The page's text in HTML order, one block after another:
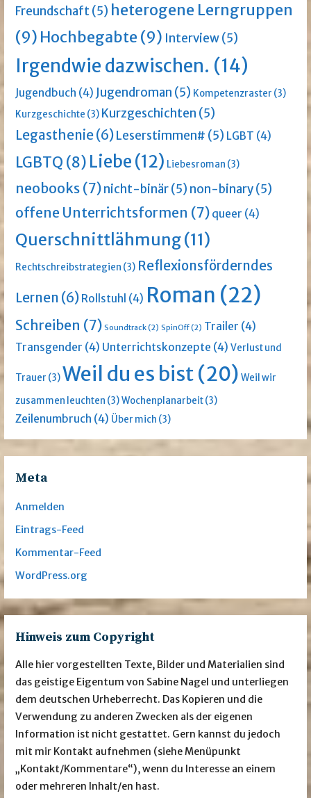
Freundschaft(5) heterogene Lerngruppen
(9) Hochbegabte (9) Interview(5)
Irgendwie dazwischen. (14)
Jugendbuch (4) Jugendroman (5) Kompetenzraster (3)
Kurzgeschichte (3) Kurzgeschichten (5)
Legasthenie(6)Leserstimmen# (5) LGBT (4)
LGBTQ (8) Liebe(12) Liebesroman (3)
neobooks (7)nicht-binär(5) non-binary(5)
offene Unterrichtsformen (7) queer (4)
Querschnittlähmung(11)
Rechtschreibstrategien (3) Reflexionsförderndes
Lernen (6) Rollstuhl (4) Roman (22)
Schreiben (7) Soundtrack(2) SpinOff(2) Trailer (4)
Transgender (4) Unterrichtskonzepte (4) Verlust und
Trauer (3)Weil du es bist(20) Weil wir
zusammen leuchten (3)Wochenplanarbeit(3)
Zeilenumbruch (4) Über mich (3)
Meta
Anmelden
Eintrags-Feed
Kommentar-Feed
WordPress.org
Hinweis zum Copyright
Alle hier vorgestellten Texte, Bilder und Materialien sind
das geistige Eigentum von Sabine Nagel und unterliegen
dem deutschen Urheberrecht. Das Kopieren und die
Verwendung zu anderen Zwecken als der eigenen
Information ist nicht gestattet. Gern kannst du jedoch
mit mir Kontakt aufnehmen (siehe Menüpunkt
„Kontakt/Kommentare“), wenn du Interesse an einem
oder mehreren Inhalt/en hast.